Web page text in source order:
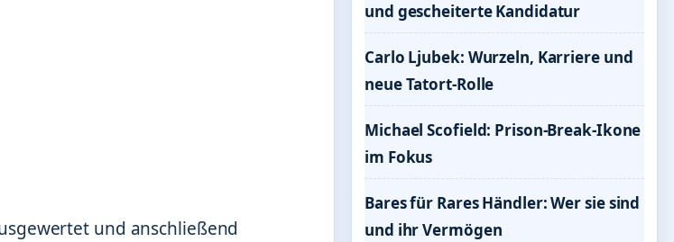
und anschließend
und gescheiterte Kandidatur
Carlo Ljubek: Wurzeln, Karriere und
neue Tatort-Rolle
Michael Scofield: Prison-Break-Ikone
im Fokus
Bares für Rares Händler: Wer sie sind
und ihr Vermögen